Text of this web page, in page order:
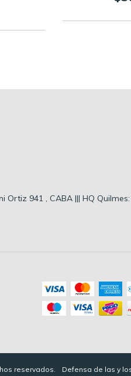
Ortiz 941 , CABA ||| HQ
reservados. Defensa de las y